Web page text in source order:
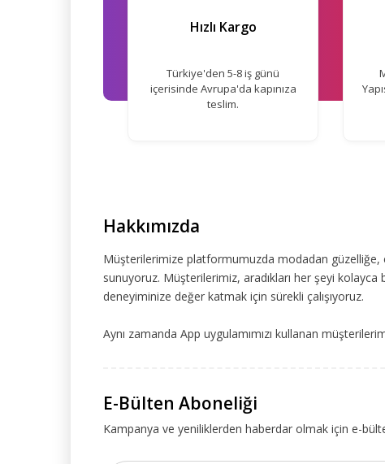
Hızlı Kargo
Türkiye'den 5-8 iş günü
içerisinde Avrupa'da kapınıza
teslim.
Hakkımızda
Müşterilerimize platformumuzda modadan güzelliğe,
sunuyoruz. Müşterilerimiz, aradıkları her şeyi
deneyiminize değer katmak için sürekli çalışıyoruz.
Aynı zamanda App uygulamımızı kullanan
E-Bülten Aboneliği
Kampanya ve yeniliklerden haberdar olmak için e-